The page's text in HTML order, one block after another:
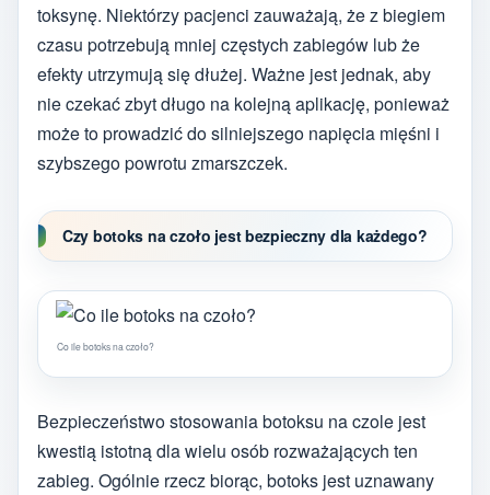
toksynę. Niektórzy pacjenci zauważają, że z biegiem
czasu potrzebują mniej częstych zabiegów lub że
efekty utrzymują się dłużej. Ważne jest jednak, aby
nie czekać zbyt długo na kolejną aplikację, ponieważ
może to prowadzić do silniejszego napięcia mięśni i
szybszego powrotu zmarszczek.
Czy botoks na czoło jest bezpieczny dla każdego?
Co ile botoks na czoło?
Bezpieczeństwo stosowania botoksu na czole jest
kwestią istotną dla wielu osób rozważających ten
zabieg. Ogólnie rzecz biorąc, botoks jest uznawany